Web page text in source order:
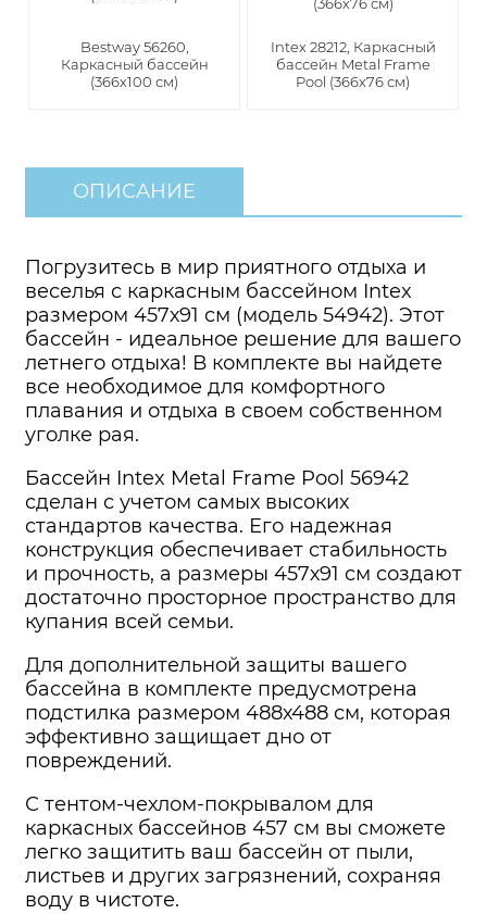
Bestway 56260,
Каркасный бассейн
(366х100 см)
Intex 28212, Каркасный
бассейн Metal Frame
Pool (366х76 см)
ОПИСАНИЕ
Погрузитесь в мир приятного отдыха и
веселья с каркасным бассейном Intex
размером 457х91 см (модель 54942). Этот
бассейн - идеальное решение для вашего
летнего отдыха! В комплекте вы найдете
все необходимое для комфортного
плавания и отдыха в своем собственном
уголке рая.
Бассейн Intex Metal Frame Pool 56942
сделан с учетом самых высоких
стандартов качества. Его надежная
конструкция обеспечивает стабильность
и прочность, а размеры 457х91 см создают
достаточно просторное пространство для
купания всей семьи.
Для дополнительной защиты вашего
бассейна в комплекте предусмотрена
подстилка размером 488х488 см, которая
эффективно защищает дно от
повреждений.
С тентом-чехлом-покрывалом для
каркасных бассейнов 457 см вы сможете
легко защитить ваш бассейн от пыли,
листьев и других загрязнений, сохраняя
воду в чистоте.